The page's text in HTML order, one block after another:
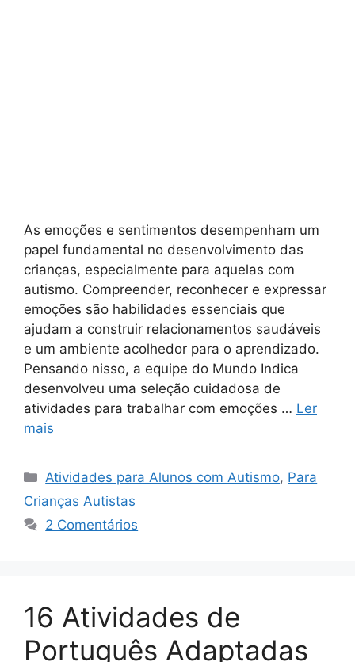
As emoções e sentimentos desempenham um
papel fundamental no desenvolvimento das
crianças, especialmente para aquelas com
autismo. Compreender, reconhecer e expressar
emoções são habilidades essenciais que
ajudam a construir relacionamentos saudáveis
e um ambiente acolhedor para o aprendizado.
Pensando nisso, a equipe do Mundo Indica
desenvolveu uma seleção cuidadosa de
atividades para trabalhar com emoções … Ler
mais
Categorias
Atividades para Alunos com Autismo, Para
Crianças Autistas
2 Comentários
16 Atividades de
Português Adaptadas